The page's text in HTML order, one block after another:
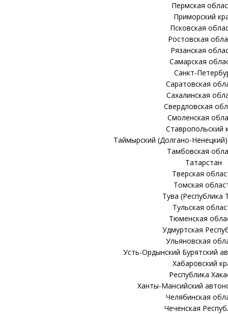
Пермская
Приморский
Псковская
Ростовская
Рязанская
Самарская
Санкт-
Саратовская
Сахалинская
Свердловская
Смоленская
Ставропольский
Таймырский (Долгано-
Тамбовская
Татарстан
Тверская
Томская
Тува (Республика
Тульская
Тюменская
Удмуртская
Ульяновская
Усть-Ордынский Бурятский
Хабаровский
Республика
Ханты-Мансийский
Челябинская
Чеченская